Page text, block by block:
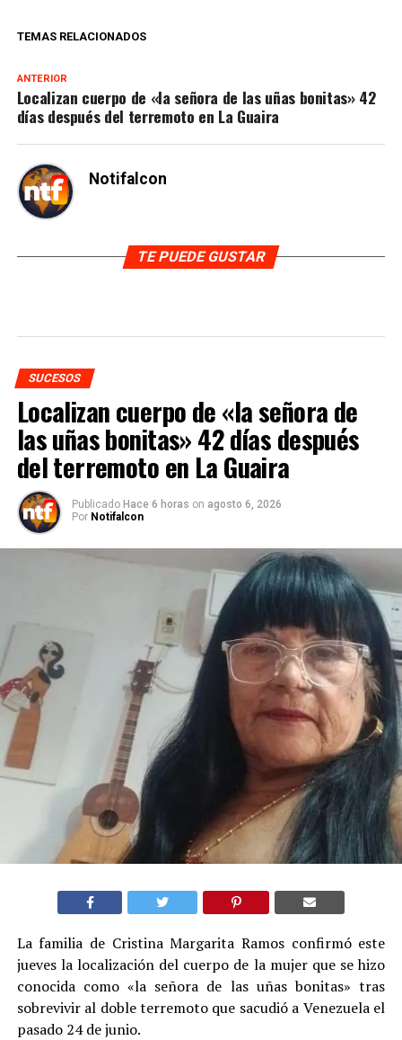
TEMAS RELACIONADOS
ANTERIOR
Localizan cuerpo de «la señora de las uñas bonitas» 42
días después del terremoto en La Guaira
Notifalcon
TE PUEDE GUSTAR
SUCESOS
Localizan cuerpo de «la señora de
las uñas bonitas» 42 días después
del terremoto en La Guaira
Publicado Hace 6 horas on agosto 6, 2026
Por Notifalcon
La familia de Cristina Margarita Ramos confirmó este
jueves la localización del cuerpo de la mujer que se hizo
conocida como «la señora de las uñas bonitas» tras
sobrevivir al doble terremoto que sacudió a Venezuela el
pasado 24 de junio.